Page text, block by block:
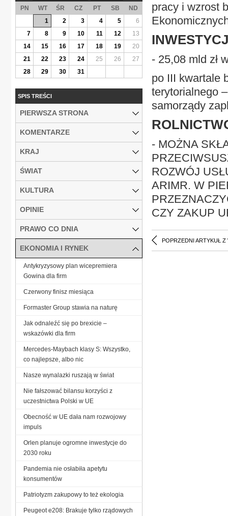
pracy i wzrost
- 25,08 mld zł
po III kwartale
terytorialnego
samorządy
- MOŻNA
ROZWÓJ
ARIMR. W
CZY ZAKUP
POPRZEDNI ARTYKUŁ Z
PN WT ŚR CZ PT SB
ND
1
2 3 4 5
6
7
8 9 10 11 12
13
14
15 16 17 18 19
20
21
22 23 24 25 26
27
28
29 30 31
SPIS TREŚCI
PIERWSZA STRONA
KOMENTARZE
KRAJ
ŚWIAT
KULTURA
OPINIE
PRAWO CO DNIA
EKONOMIA I RYNEK
Antykryzysowy plan wicepremiera
Gowina dla firm
Czerwony finisz miesiąca
Formaster Group stawia na naturę
Jak odnaleźć się po brexicie –
wskazówki dla firm
Mercedes-Maybach klasy S: Wszystko,
co najlepsze, albo nic
Nasze wynalazki ruszają w świat
Nie fałszować bilansu korzyści z
uczestnictwa Polski w UE
Obecność w UE dała nam rozwojowy
impuls
Orlen planuje ogromne inwestycje do
2030 roku
Pandemia nie osłabiła apetytu
konsumentów
Patriotyzm zakupowy to też ekologia
Peugeot e208: Brakuje tylko rządowych